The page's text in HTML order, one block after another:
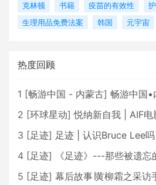
克林顿
书籍 疫苗的有效性
生理用品免费法案
韩国 元宇宙
热度回顾
1 [畅游中国 - 内蒙古] 畅游中国•内
2 [环球星动] 悦纳新自我 | AIF电
3 [足迹] 足迹 | 认识Bruce Lee吗
4 [足迹]
《足迹》---那些被遗忘
5 [足迹] 幕后故事∣黄柳霜之采访